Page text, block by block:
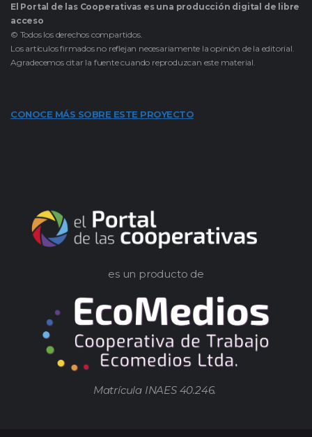
El Portal de las Cooperativas es una producción digital de libre
acceso
© Todos los derechos compartidos.
Los artículos firmados no reflejan necesariamente la opinión de la editorial.
Agradecemos citar la fuente cuando reproduzcan este material.
CONOCE MÁS SOBRE ESTE PROYECTO
es un producto de
Matrícula INAES 40.246.